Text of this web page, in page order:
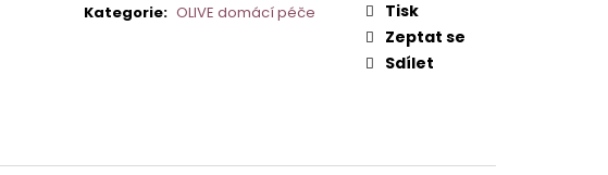
Kategorie: OLIVE domácí péče
Tisk
Zeptat se
Sdílet